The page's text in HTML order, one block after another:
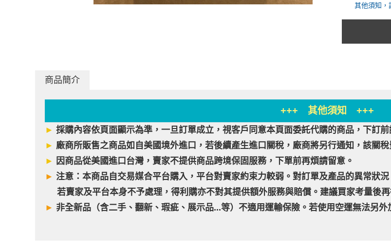
其他須知，
商品簡介
+++ 其他須知 +++
► 採購內容依頁面顯示為準，一旦訂單成立，視客戶同意本頁面委託代購的商品，下訂前
► 廠商所販售之商品如自美國境外進口，若後續產生進口關稅，廠商將另行通知，該關稅
► 因商品從美國進口台灣，賣家不提供商品跨境保固服務，下單前再煩請留意。
► 注意：本商品自交易媒合平台購入，平台對賣家約束力較弱。對訂單及產品的異常狀
若賣家及平台本身不予處理，得利購亦不對其提供額外服務與賠償。建議買家考量後再
► 非全新品（含二手、翻新、瑕疵、展示品...等）不適用運輸保險。若使用空運無法另外